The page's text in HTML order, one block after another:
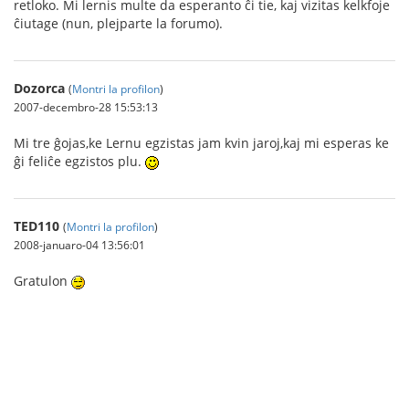
retloko. Mi lernis multe da esperanto ĉi tie, kaj vizitas kelkfoje
ĉiutage (nun, plejparte la forumo).
Dozorca (Montri la profilon)
2007-decembro-28 15:53:13
Mi tre ĝojas,ke Lernu egzistas jam kvin jaroj,kaj mi esperas ke
ĝi feliĉe egzistos plu.
TED110 (Montri la profilon)
2008-januaro-04 13:56:01
Gratulon